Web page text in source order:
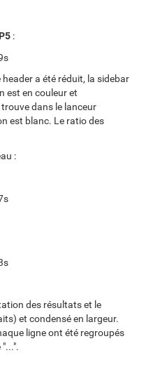
:
header a été réduit, la sidebar
est en couleur et
dans le lanceur
est blanc. Le ratio des
:
des résultats et le
et condensé en largeur.
ligne ont été regroupés